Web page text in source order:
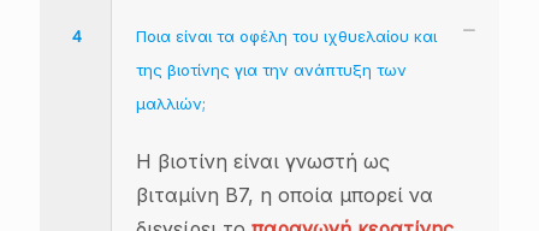
4
Ποια είναι τα οφέλη του ιχθυελαίου και
της βιοτίνης για την ανάπτυξη των
μαλλιών;
Η βιοτίνη είναι γνωστή ως
βιταμίνη Β7, η οποία μπορεί να